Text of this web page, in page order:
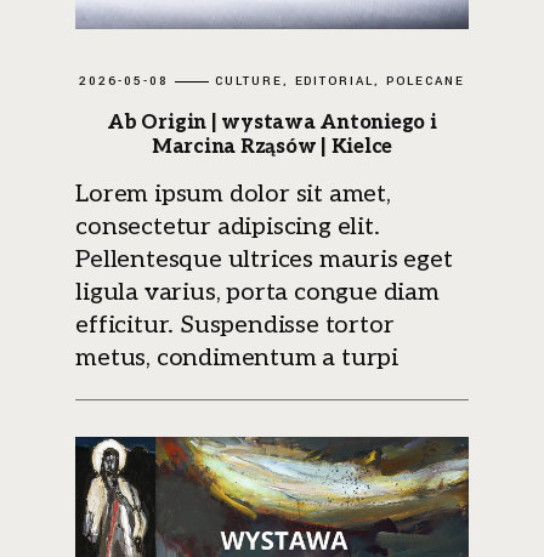
2026-05-08 CULTURE EDITORIAL POLECANE
Ab Origin | wystawa Antoniego i
Marcina Rząsów | Kielce
Lorem ipsum dolor sit amet,
consectetur adipiscing elit.
Pellentesque ultrices mauris eget
ligula varius, porta congue diam
efficitur. Suspendisse tortor
metus, condimentum a turpi